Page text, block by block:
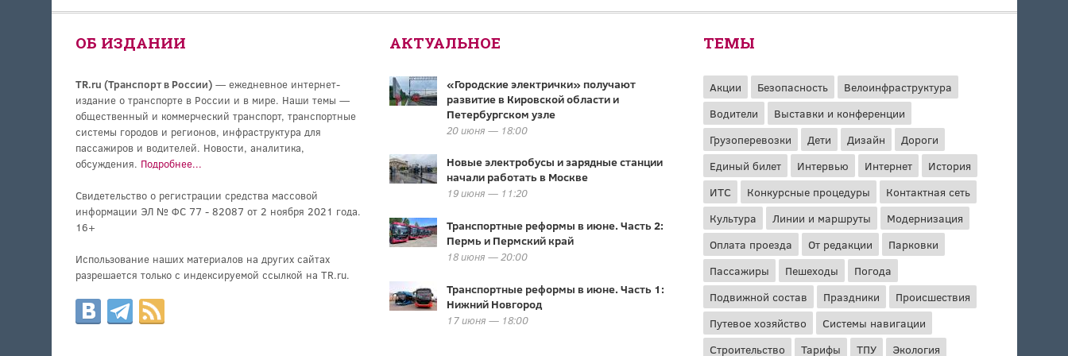
ОБ ИЗДАНИИ
TR.ru (Транспорт в России)— ежедневное интернет-
издание о транспорте в России и в мире. Наши темы —
общественный и коммерческий транспорт, транспортные
системы городов и регионов, инфраструктура для
пассажиров и водителей. Новости, аналитика,
обсуждения. Подробнее...
Свидетельство о регистрации средства массовой
информации ЭЛ № ФС 77 - 82087 от 2 ноября 2021 года.
16+
Использование наших материалов на других сайтах
разрешается только с индексируемой ссылкой на TR.ru.
АКТУАЛЬНОЕ
«Городские электрички» получают
развитие в Кировской области и
Петербургском узле
20 июня — 18:00
Новые электробусы и зарядные станции
начали работать в Москве
19 июня — 11:20
Транспортные реформы в июне. Часть 2:
Пермь и Пермский край
18 июня — 20:00
Транспортные реформы в июне. Часть 1:
Нижний Новгород
17 июня — 18:00
ТЕМЫ
Акции Безопасность
Велоинфраструктура
Водители
Выставки и конференции
Грузоперевозки
Дети Дизайн
Дороги
Единый билет
Интервью Интернет
История
ИТС
Конкурсные процедуры
Контактная сеть
Культура
Линии и маршруты
Модернизация
Оплата проезда
От редакции
Парковки
Пассажиры
Пешеходы
Погода
Подвижной состав
Праздники
Происшествия
Путевое хозяйство
Системы навигации
Строительство
Тарифы ТПУ Экология